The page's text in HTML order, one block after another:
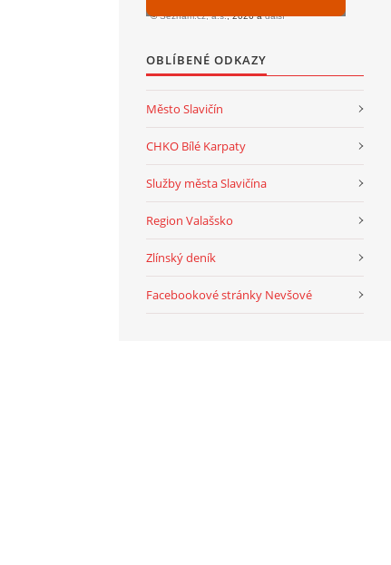
OBLÍBENÉ ODKAZY
Město Slavičín
CHKO Bílé Karpaty
Služby města Slavičína
Region Valašsko
Zlínský deník
Facebookové stránky Nevšové